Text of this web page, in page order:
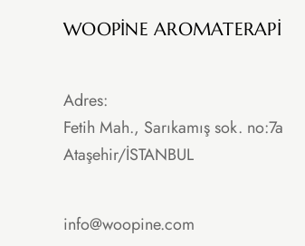
WOOPINE AROMATERAPI
Adres:
Fetih Mah., Sarıkamış sok. no:7a
Ataşehir/İSTANBUL
info@woopine.com